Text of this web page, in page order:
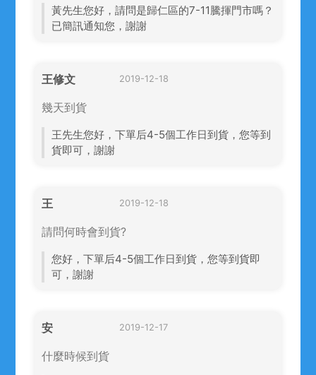
黃先生您好，請問是歸仁區的7-11騰揮門市嗎？
已簡訊通知您，謝謝
王修文 2019-12-18
幾天到貨
王先生您好，下單后4-5個工作日到貨，您等到
貨即可，謝謝
王 2019-12-18
請問何時會到貨?
您好，下單后4-5個工作日到貨，您等到貨即
可，謝謝
安 2019-12-17
什麼時候到貨